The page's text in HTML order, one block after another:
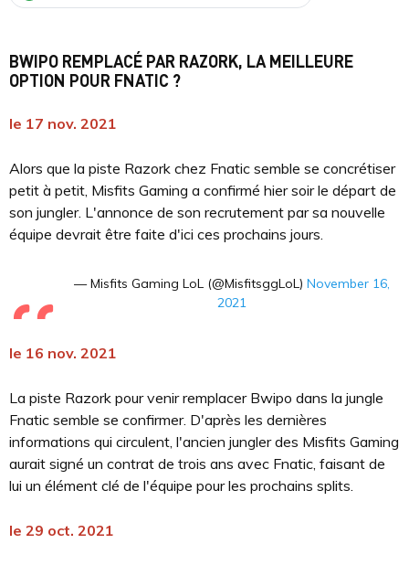
BWIPO REMPLACÉ PAR RAZORK, LA MEILLEURE
OPTION POUR FNATIC ?
le 17 nov. 2021
Alors que la piste Razork chez Fnatic semble se concrétiser
petit à petit, Misfits Gaming a confirmé hier soir le départ de
son jungler. L'annonce de son recrutement par sa nouvelle
équipe devrait être faite d'ici ces prochains jours.
— Misfits Gaming LoL (@MisfitsggLoL) November 16,
2021
le 16 nov. 2021
La piste Razork pour venir remplacer Bwipo dans la jungle
Fnatic semble se confirmer. D'après les dernières
informations qui circulent, l'ancien jungler des Misfits Gaming
aurait signé un contrat de trois ans avec Fnatic, faisant de
lui un élément clé de l'équipe pour les prochains splits.
le 29 oct. 2021